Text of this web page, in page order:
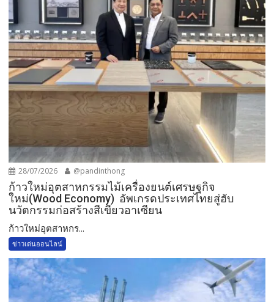
28/07/2026 @pandinthong
ก้าวใหม่อุตสาหกรรมไม้เครื่องยนต์เศรษฐกิจ
ใหม่(Wood Economy) อัพเกรดประเทศไทยสู่ฮับ
นวัตกรรมก่อสร้างสีเขียวอาเซียน
ก้าวใหม่อุตสาหกร...
ข่าวเด่นออนไลน์